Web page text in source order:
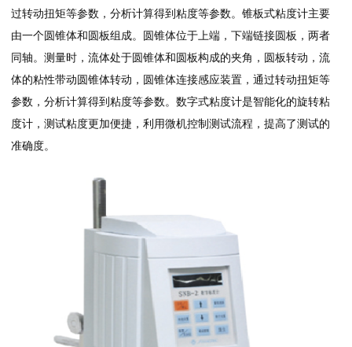
过转动扭矩等参数，分析计算得到粘度等参数。锥板式粘度计主要
由一个圆锥体和圆板组成。圆锥体位于上端，下端链接圆板，两者
同轴。测量时，流体处于圆锥体和圆板构成的夹角，圆板转动，流
体的粘性带动圆锥体转动，圆锥体连接感应装置，通过转动扭矩等
参数，分析计算得到粘度等参数。数字式粘度计是智能化的旋转粘
度计，测试粘度更加便捷，利用微机控制测试流程，提高了测试的
准确度。